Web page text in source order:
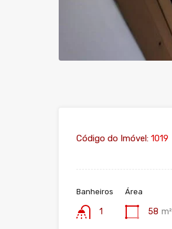
Código do Imóvel: 1019
Banheiros
1
Área
58 m²